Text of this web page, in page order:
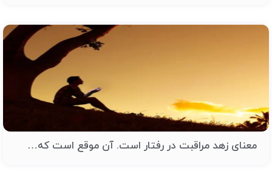
معنای زهد مراقبت در رفتار است. آن موقع است که…